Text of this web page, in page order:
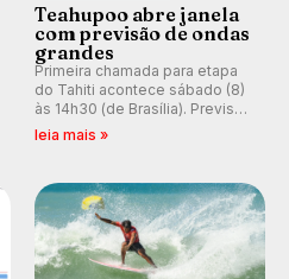
Teahupoo abre janela
com previsão de ondas
grandes
Primeira chamada para etapa
do Tahiti acontece sábado (8)
às 14h30 (de Brasília). Previsão
indica swell consistente.
Medina embarca para evento e
Kelly Slater convidado.
leia mais »